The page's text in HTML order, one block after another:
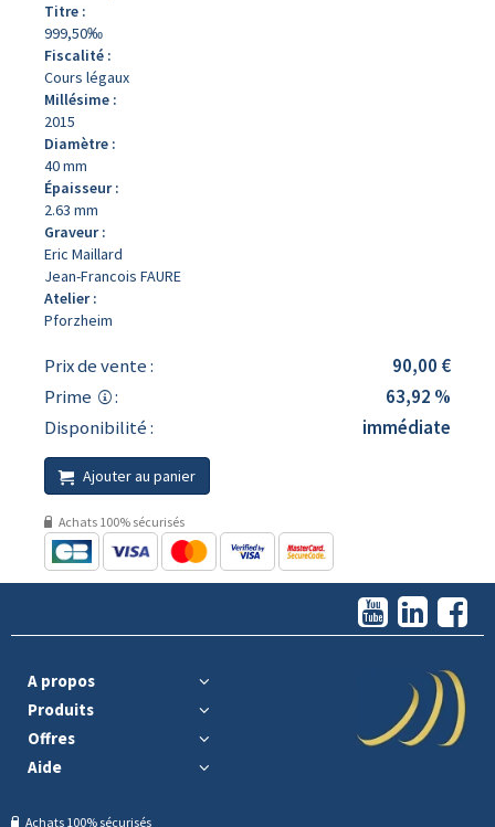
Titre :
999,50‰
Fiscalité :
Cours légaux
Millésime :
2015
Diamètre :
40 mm
Épaisseur :
2.63 mm
Graveur :
Eric Maillard
Jean-Francois FAURE
Atelier :
Pforzheim
Prix de vente :
90,00 €
Prime
:
63,92 %
Disponibilité :
immédiate
Ajouter au panier
Achats 100% sécurisés
A propos
Produits
Offres
Aide
Achats 100% sécurisés